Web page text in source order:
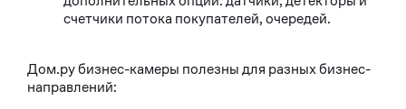
счетчики потока покупателей, очередей.
Дом.ру бизнес-камеры полезны для разных бизнес-
направлений: